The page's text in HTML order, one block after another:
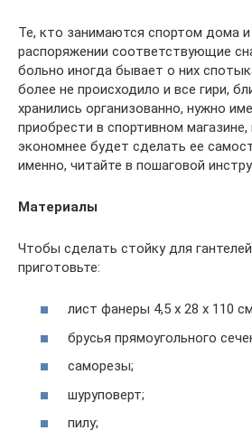
Те, кто занимаются спортом дома
распоряжении соответствующие
больно иногда бывает о них
более не происходило и все гири,
хранились организованно, нужно
приобрести в спортивном магазине,
экономнее будет сделать ее
именно, читайте в пошаговой
Материалы
Чтобы сделать стойку для
приготовьте:
лист фанеры 4,5 х 28 х 110
брусья прямоугольного
саморезы;
шуруповерт;
пилу;